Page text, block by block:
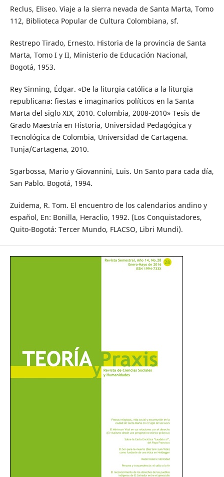
Reclus, Eliseo. Viaje a la sierra nevada de Santa Marta, Tomo
112, Biblioteca Popular de Cultura Colombiana, sf.
Restrepo Tirado, Ernesto. Historia de la provincia de Santa
Marta, Tomo I y II, Ministerio de Educación Nacional,
Bogotá, 1953.
Rey Sinning, Édgar. «De la liturgia católica a la liturgia
republicana: fiestas e imaginarios políticos en la Santa
Marta del siglo XIX, 2010. Colombia, 2008-2010» Tesis de
Grado Maestría en Historia, Universidad Pedagógica y
Tecnológica de Colombia, Universidad de Cartagena.
Tunja/Cartagena, 2010.
Sgarbossa, Mario y Giovannini, Luis. Un Santo para cada día,
San Pablo. Bogotá, 1994.
Zuidema, R. Tom. El encuentro de los calendarios andino y
español, En: Bonilla, Heraclio, 1992. (Los Conquistadores,
Quito-Bogotá: Tercer Mundo, FLACSO, Libri Mundi).